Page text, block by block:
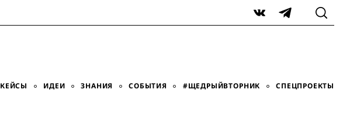
VK Telegram
КЕЙСЫ ИДЕИ ЗНАНИЯ СОБЫТИЯ #ЩЕДРЫЙВТОРНИК СПЕЦПРОЕКТЫ